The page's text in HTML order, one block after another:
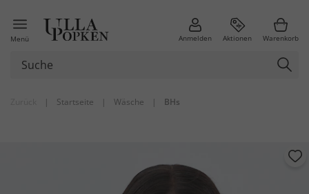
Menü Anmelden Aktionen Warenkorb
| Startseite | Wäsche | BHs